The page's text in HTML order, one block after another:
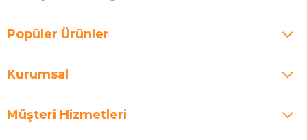
Popüler Ürünler
Kurumsal
Müşteri Hizmetleri